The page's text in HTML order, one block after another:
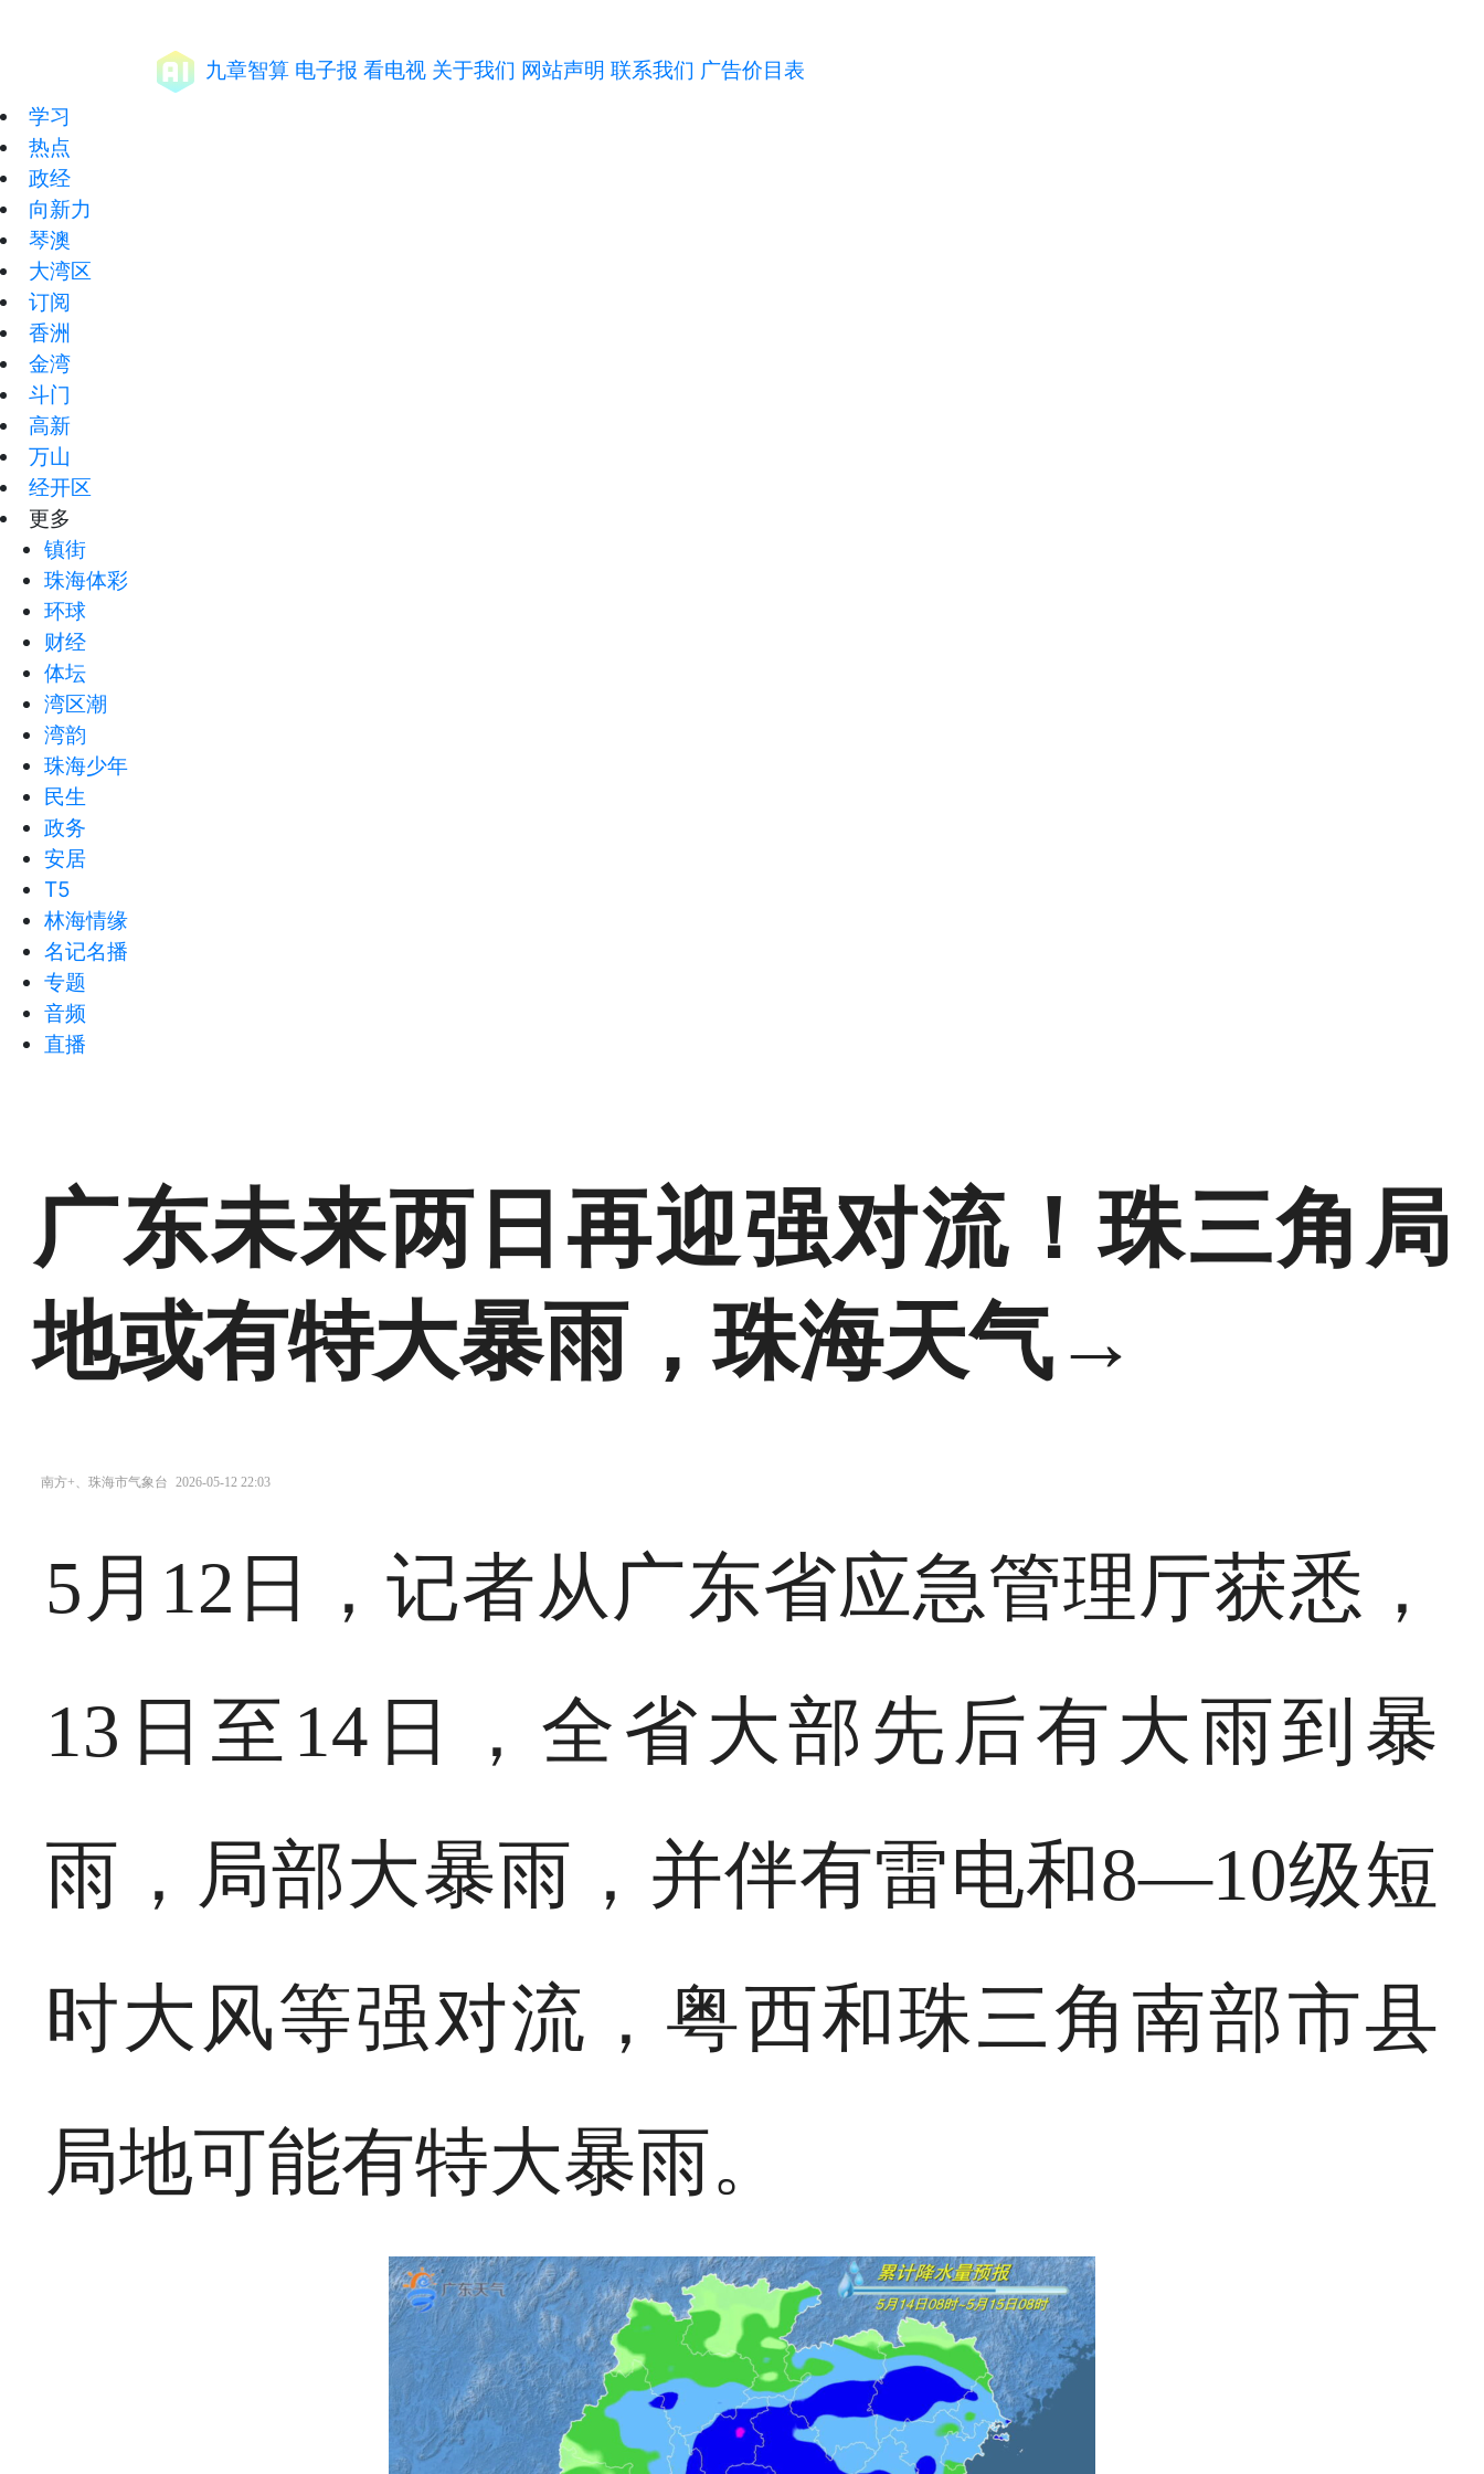
九章智算 电子报 看电视 关于我们 网站声明 联系我们 广告价目表
学习
热点
政经
向新力
琴澳
大湾区
订阅
香洲
金湾
斗门
高新
万山
经开区
更多
镇街
珠海体彩
环球
财经
体坛
湾区潮
湾韵
珠海少年
民生
政务
安居
T5
林海情缘
名记名播
专题
音频
直播
广东未来两日再迎强对流！珠三角局
地或有特大暴雨，珠海天气→
南方+、珠海市气象台 2026-05-12 22:03
5月12日，记者从广东省应急管理厅获悉，
13日至14日，全省大部先后有大雨到暴
雨，局部大暴雨，并伴有雷电和8—10级短
时大风等强对流，粤西和珠三角南部市县
局地可能有特大暴雨。